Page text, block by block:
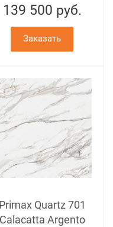
139 500 руб.
Заказать
Primax Quartz 701
Calacatta Argento